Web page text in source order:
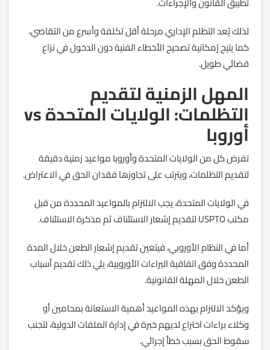
لذلك يُعد التظلم الإداري مرحلة أقل تكلفة وأسرع من التقاضي،
كما يتيح إمكانية تصحيح الأخطاء الفنية دون الدخول في نزاع
قضائي طويل.
المهل الزمنية لتقديم
التظلمات: الولايات المتحدة vs
أوروبا
تفرض كل من الولايات المتحدة وأوروبا مواعيد زمنية دقيقة
لتقديم التظلمات، ويترتب على تجاوزها فقدان الحق في الاعتراض.
في الولايات المتحدة، يجب الالتزام بالمواعيد المحددة من قبل
مكتب USPTO لتقديم إشعار الاستئناف ثم مذكرة الاستئناف.
أما في النظام الأوروبي، فيتعين تقديم إشعار الطعن خلال المدة
المحددة وفق اتفاقية البراءات الأوروبية، يلي ذلك تقديم أسباب
الطعن خلال المهلة القانونية.
ويؤكد الالتزام بهذه المواعيد أهمية الاستعانة بمحامين أو
وكلاء براءات اختراع لديهم خبرة في إدارة الملفات الدولية، لتجنب
سقوط الحق بسبب خطأ إجرائي.